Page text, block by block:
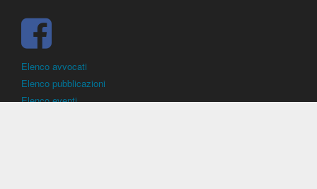
Elenco avvocati
Elenco pubblicazioni
Elenco eventi